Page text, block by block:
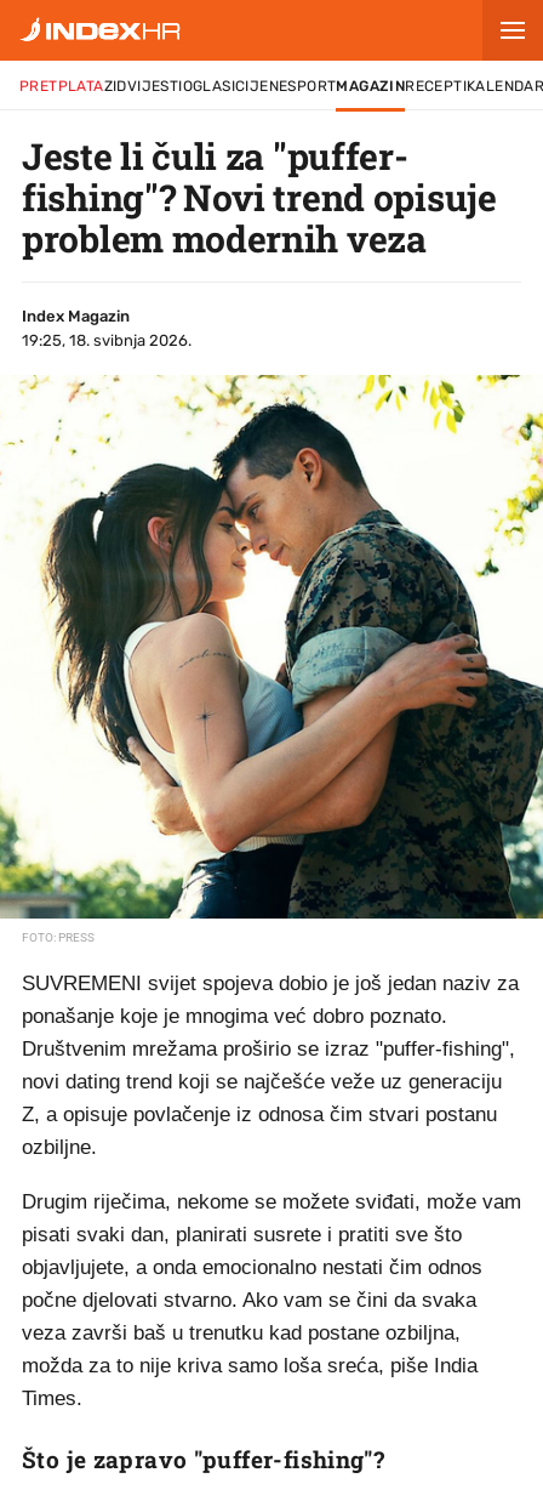
PRETPLATAZIDVIJESTIOGLASICIJENESPORTMAGAZINRECEPTI
Jeste li čuli za "puffer-
fishing"? Novi trend opisuje
problem modernih veza
Index Magazin
19:25, 18. svibnja 2026.
FOTO: PRESS
SUVREMENI svijet spojeva dobio je još jedan naziv za
ponašanje koje je mnogima već dobro poznato.
Društvenim mrežama proširio se izraz "puffer-fishing",
novi dating trend koji se najčešće veže uz generaciju
Z, a opisuje povlačenje iz odnosa čim stvari postanu
ozbiljne.
Drugim riječima, nekome se možete sviđati, može vam
pisati svaki dan, planirati susrete i pratiti sve što
objavljujete, a onda emocionalno nestati čim odnos
počne djelovati stvarno. Ako vam se čini da svaka
veza završi baš u trenutku kad postane ozbiljna,
možda za to nije kriva samo loša sreća, piše India
Times.
Što je zapravo "puffer-fishing"?